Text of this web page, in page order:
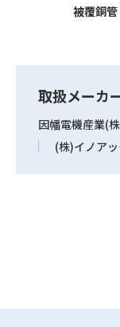
被覆銅管
取扱メーカ
因幡電機産業(
(株)イノア